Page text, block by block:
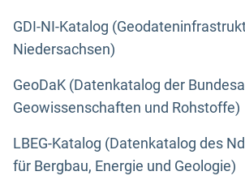
GDI-NI-Katalog
Niedersachsen)
GeoDaK (Datenkatalog der
Geowissenschaften und Rohstoffe)
LBEG-Katalog (Datenkatalog des
für Bergbau, Energie und Geologie)